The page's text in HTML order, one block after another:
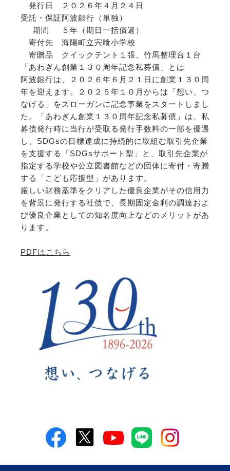
発行日
２０２６年４月２４日
受託・保証 阿波銀行（単独）
期間
５年（期日一括償還）
寄付先
海陽町立宍喰小学校
寄贈品
クイックテント１張、竹馬整理台１台
「あわぎん創業１３０周年記念私募債」とは
阿波銀行は、２０２６年６月２１日に創業１３０周
年を迎えます。２０２５年１０月からは「想い、つ
なげる」をスローガンに記念事業をスタートしまし
た。「あわぎん創業１３０周年記念私募債」は、私
募債発行時に当行が受取る発行手数料の一部を優遇
し、SDGsの目標達成に持続的に取組む取引先企業
を支援する「SDGsサポート型」と、取引先企業が
指定する学校や公立図書館などの団体に寄付・寄贈
する「こども応援型」があります。
厳しい財務基準をクリアした優良企業がその信用力
を背景に発行する社債で、長期固定金利の調達およ
び優良企業としての知名度向上などのメリットがあ
ります。
PDFはこちら